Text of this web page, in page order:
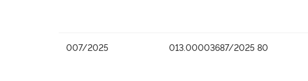
007/2025 013.00003687/2025 80